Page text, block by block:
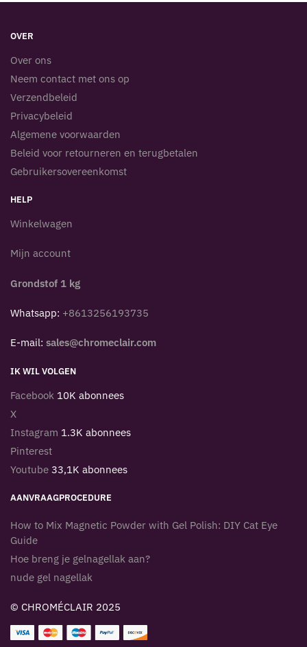
OVER
Over ons
Neem contact met ons op
Verzendbeleid
Privacybeleid
Algemene voorwaarden
Beleid voor retourneren en terugbetalen
Gebruikersovereenkomst
HELP
Winkelwagen
Mijn account
Grondstof 1 kg
Whatsapp: +8613256193735
E-mail: sales@chromeclair.com
IK WIL VOLGEN
Facebook 10K abonnees
X
Instagram 1.3K abonnees
Pinterest
Youtube 33,1K abonnees
AANVRAAGPROCEDURE
How to Mix Magnetic Powder with Gel Polish: DIY Cat Eye
Guide
Hoe breng je gelnagellak aan?
nude gel nagellak
© CHROMÉCLAIR 2025